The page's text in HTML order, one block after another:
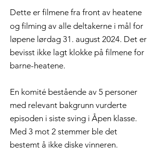
Dette er fil mene fra front av heatene
og filming av alle deltakerne i mål for
løpene lørdag 31. august 2024. Det er
bevisst ikke lagt klokke på filmene for
barne-heatene.
En komité bestående av 5 personer
med relevant bakgrunn vurderte
episoden i siste sving i Åpen klasse.
Med 3 mot 2 stemmer ble det
bestemt å ikke diske vinneren.